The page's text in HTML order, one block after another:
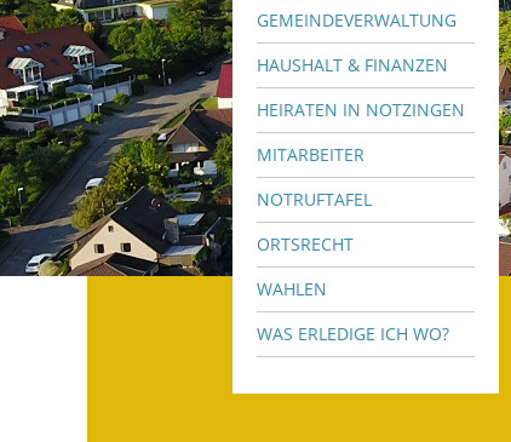
GEMEINDEVERWALTUNG
HAUSHALT & FINANZEN
HEIRATEN IN NOTZINGEN
MITARBEITER
NOTRUFTAFEL
ORTSRECHT
WAHLEN
WAS ERLEDIGE ICH WO?